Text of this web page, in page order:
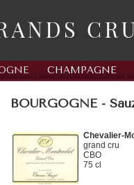
CHAMPAGNE
BOURGOGNE -
Chevalier-
grand cru
CBO
75 cl